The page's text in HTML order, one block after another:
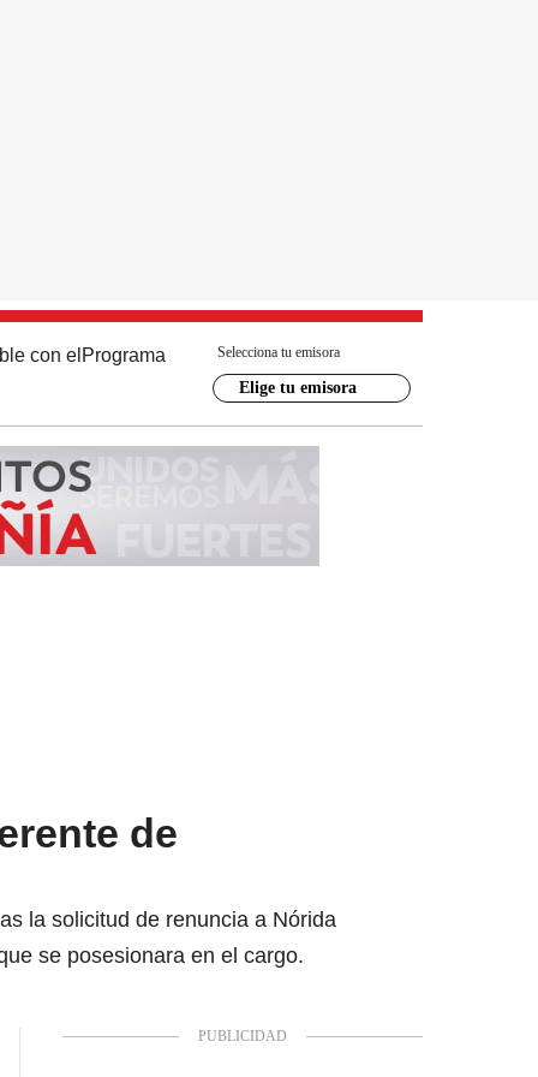
con el Programa Selecciona tu emisora
Elige tu emisora
de
la solicitud de renuncia a Nórida
se posesionara en el cargo.